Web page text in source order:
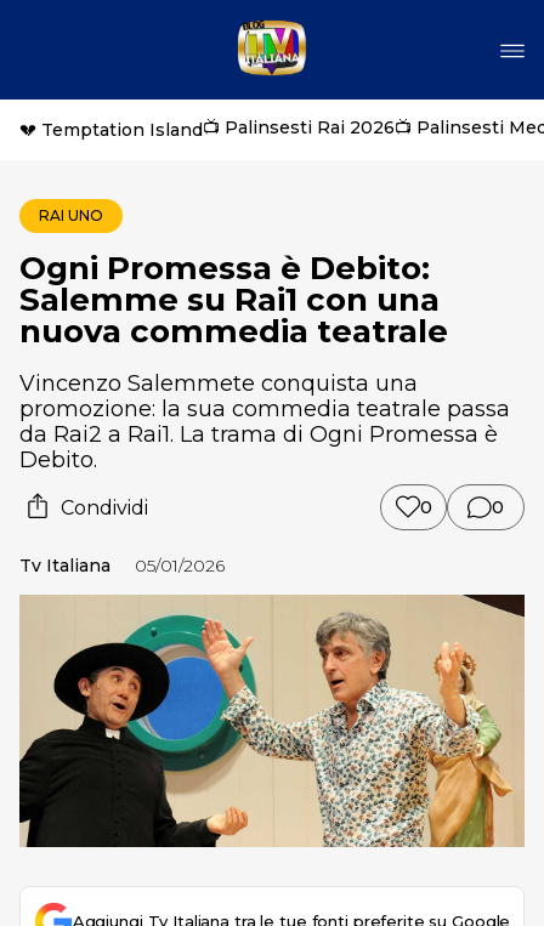
💔 Temptation Island📺 Palinsesti Rai 2026📺 Palinsesti
RAI UNO
Ogni Promessa è Debito:
Salemme su Rai1 con una
nuova commedia teatrale
Vincenzo Salemmete conquista una
promozione: la sua commedia teatrale passa
da Rai2 a Rai1. La trama di Ogni Promessa è
Debito.
Condividi 0 0
Tv Italiana 05/01/2026
Aggiungi Tv Italiana tra le tue fonti preferite su Google